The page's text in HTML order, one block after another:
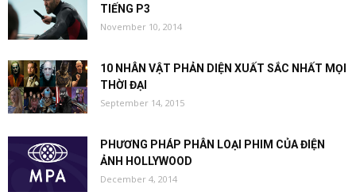
TIẾNG P3
November 10, 2014
10 NHÂN VẬT PHẢN DIỆN XUẤT SẮC NHẤT MỌI
THỜI ĐẠI
September 14, 2015
PHƯƠNG PHÁP PHÂN LOẠI PHIM CỦA ĐIỆN
ẢNH HOLLYWOOD
December 4, 2014